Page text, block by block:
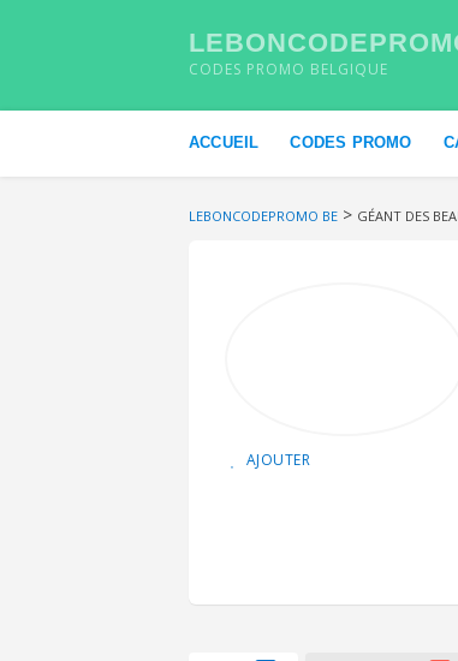
CODES PROMO BELGIQUE
ACCUEIL CODES PROMO
LEBONCODEPROMO BE > GÉANT DES
AJOUTER